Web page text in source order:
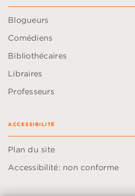
Blogueurs
Comédiens
Bibliothécaires
Libraires
Professeurs
ACCESSIBILITÉ
Plan du site
Accessibilité: non conforme